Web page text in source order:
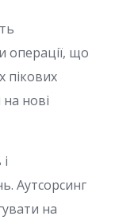
операції, що
пікових
нові
Аутсорсинг
на